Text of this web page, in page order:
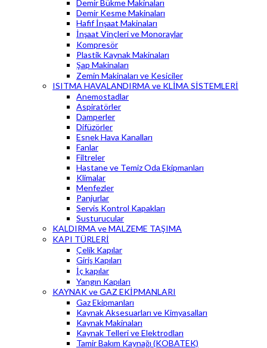
Demir Bükme Makinaları
Demir Kesme Makinaları
Hafif İnşaat Makinaları
İnşaat Vinçleri ve Monoraylar
Kompresör
Plastik Kaynak Makinaları
Şap Makinaları
Zemin Makinaları ve Kesiciler
ISITMA HAVALANDIRMA ve KLİMA SİSTEMLERİ
Anemostadlar
Aspiratörler
Damperler
Difüzörler
Esnek Hava Kanalları
Fanlar
Filtreler
Hastane ve Temiz Oda Ekipmanları
Klimalar
Menfezler
Panjurlar
Servis Kontrol Kapakları
Susturucular
KALDIRMA ve MALZEME TAŞIMA
KAPI TÜRLERİ
Çelik Kapılar
Giriş Kapıları
İç kapılar
Yangın Kapıları
KAYNAK ve GAZ EKİPMANLARI
Gaz Ekipmanları
Kaynak Aksesuarları ve Kimyasalları
Kaynak Makinaları
Kaynak Telleri ve Elektrodları
Tamir Bakım Kaynağı (KOBATEK)